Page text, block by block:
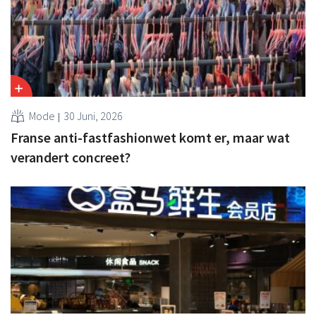
Mode 30 Juni, 2026
Franse anti-fastfashionwet komt er, maar wat
verandert concreet?